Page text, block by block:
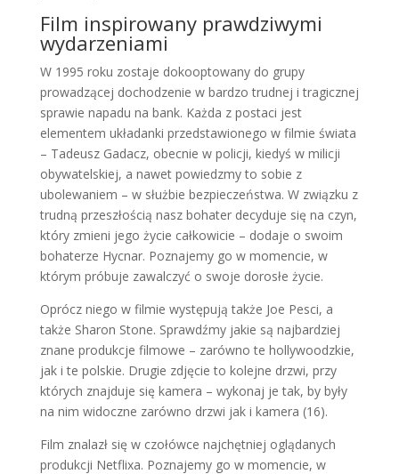
Film inspirowany prawdziwymi
wydarzeniami
W 1995 roku zostaje dokooptowany do grupy
prowadzącej dochodzenie w bardzo trudnej i tragicznej
sprawie napadu na bank. Każda z postaci jest
elementem układanki przedstawionego w filmie świata
– Tadeusz Gadacz, obecnie w policji, kiedyś w milicji
obywatelskiej, a nawet powiedzmy to sobie z
ubolewaniem – w służbie bezpieczeństwa. W związku z
trudną przeszłością nasz bohater decyduje się na czyn,
który zmieni jego życie całkowicie – dodaje o swoim
bohaterze Hycnar. Poznajemy go w momencie, w
którym próbuje zawalczyć o swoje dorosłe życie.
Oprócz niego w filmie występują także Joe Pesci, a
także Sharon Stone. Sprawdźmy jakie są najbardziej
znane produkcje filmowe – zarówno te hollywoodzkie,
jak i te polskie. Drugie zdjęcie to kolejne drzwi, przy
których znajduje się kamera – wykonaj je tak, by były
na nim widoczne zarówno drzwi jak i kamera (16).
Film znalazł się w czołówce najchętniej oglądanych
produkcji Netflixa. Poznajemy go w momencie, w